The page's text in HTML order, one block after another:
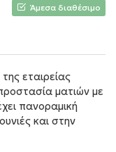
Άμεσα διαθέσιμο
εταιρείας
ματιών με
πανοραμική
και στην